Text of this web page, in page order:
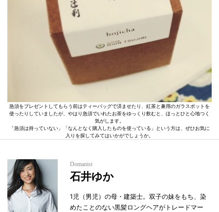
急須をプレゼントしてもらう前はティーバッグで済ませたり、紅茶と兼用のガラスポットを
使ったりしていましたが、やはり急須でいれたお茶をゆっくり飲むと、ほっとひと心地つく
気がします。
「急須は持っていない」「なんとなく購入したものを使っている」という方は、ぜひお気に
入りを探してみてはいかがでしょうか。
Domanist
石井ゆか
1児（男児）の母・建築士。双子の妹をもち、染
めたことのない黒髪ロングヘアがトレードマー